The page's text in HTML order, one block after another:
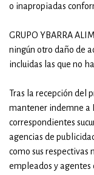
o inapropiadas
GRUPO YBARRA
ningún otro daño de
incluidas las que no
Tras la recepción del
mantener indemne a
correspondientes
agencias de
como sus respectivas
empleados y agentes